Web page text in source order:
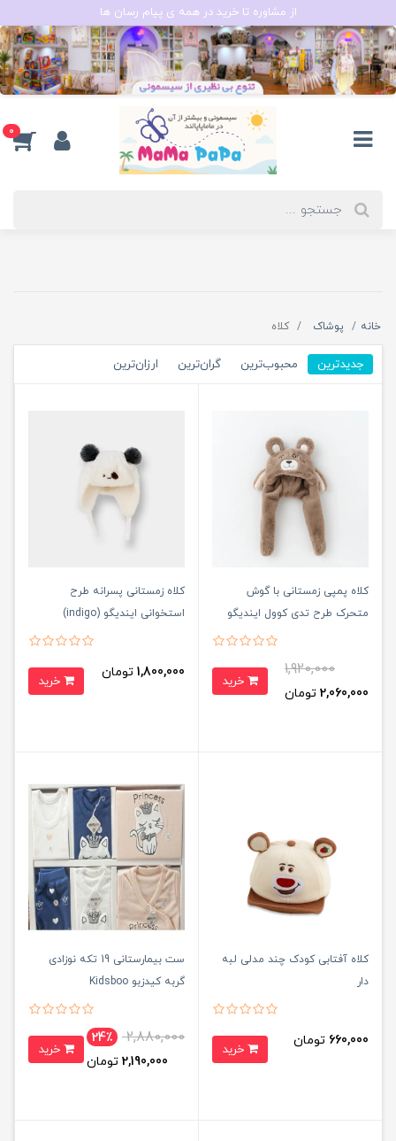
از مشاوره تا خرید در همه ی پیام رسان ها
0
خانه پوشاک کلاه
جدیدترین محبوب‌ترین گران‌ترین ارزان‌ترین
کلاه پمپی زمستانی با گوش
متحرک طرح تدی کوول ایندیگو
1,920,000
2,060,000 تومان
کلاه زمستانی پسرانه طرح
استخوانی ایندیگو (indigo)
1,800,000 تومان
کلاه آفتابی کودک چند مدلی لبه
دار
660,000 تومان
ست بیمارستانی 19 تکه نوزادی
گربه کیدزبو Kidsboo
2,880,000
24٪
2,190,000 تومان